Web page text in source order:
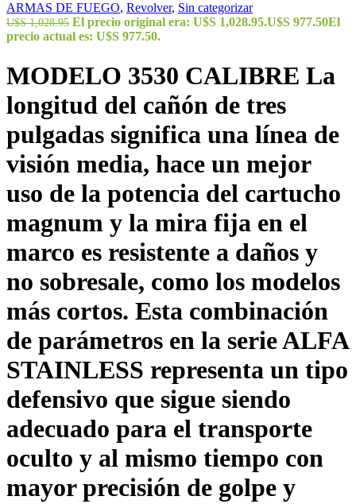
ARMAS DE FUEGO, Revolver, Sin categorizar
U$S1,028.95 El precio original era: U$S 1,028.95.U$S 977.50El
precio actual es: U$S 977.50.
MODELO 3530 CALIBRE La
longitud del cañón de tres
pulgadas significa una línea de
visión media, hace un mejor
uso de la potencia del cartucho
magnum y la mira fija en el
marco es resistente a daños y
no sobresale, como los modelos
más cortos. Esta combinación
de parámetros en la serie ALFA
STAINLESS representa un tipo
defensivo que sigue siendo
adecuado para el transporte
oculto y al mismo tiempo con
mayor precisión de golpe y